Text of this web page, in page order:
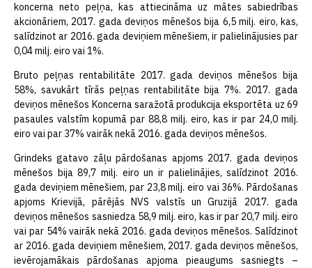
koncerna neto peļņa, kas attiecināma uz mātes sabiedrības
akcionāriem, 2017. gada deviņos mēnešos bija 6,5 milj. eiro, kas,
salīdzinot ar 2016. gada deviņiem mēnešiem, ir palielinājusies par
0,04 milj. eiro vai 1%.
Bruto peļņas rentabilitāte 2017. gada deviņos mēnešos bija
58%, savukārt tīrās peļņas rentabilitāte bija 7%. 2017. gada
deviņos mēnešos Koncerna saražotā produkcija eksportēta uz 69
pasaules valstīm kopumā par 88,8 milj. eiro, kas ir par 24,0 milj.
eiro vai par 37% vairāk nekā 2016. gada deviņos mēnešos.
Grindeks gatavo zāļu pārdošanas apjoms 2017. gada deviņos
mēnešos bija 89,7 milj. eiro un ir palielinājies, salīdzinot 2016.
gada deviņiem mēnešiem, par 23,8 milj. eiro vai 36%. Pārdošanas
apjoms Krievijā, pārējās NVS valstīs un Gruzijā 2017. gada
deviņos mēnešos sasniedza 58,9 milj. eiro, kas ir par 20,7 milj. eiro
vai par 54% vairāk nekā 2016. gada deviņos mēnešos. Salīdzinot
ar 2016. gada deviņiem mēnešiem, 2017. gada deviņos mēnešos,
ievērojamākais pārdošanas apjoma pieaugums sasniegts –